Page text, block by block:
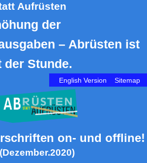
Aufrüsten
der
– Abrüsten ist
der Stunde.
English Version Sitemap
on- und offline!
(Dezember.2020)